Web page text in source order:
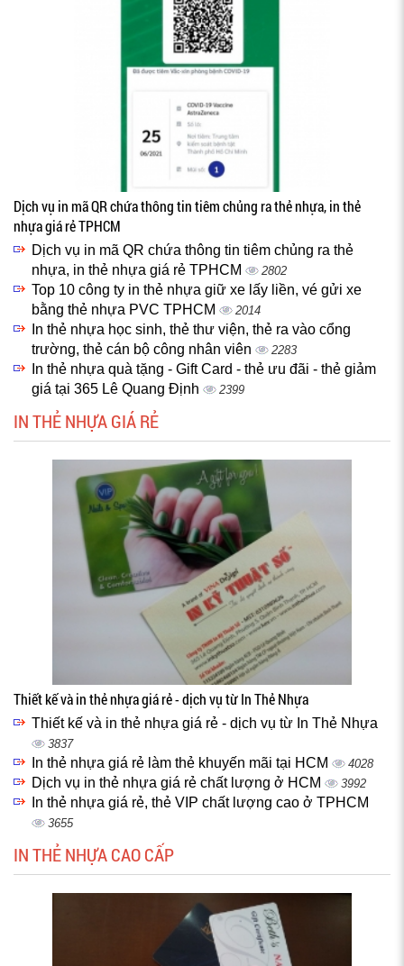
Dịch vụ in mã QR chứa thông tin tiêm chủng ra thẻ nhựa, in thẻ
nhựa giá rẻ TPHCM
Dịch vụ in mã QR chứa thông tin tiêm chủng ra thẻ
nhựa, in thẻ nhựa giá rẻ TPHCM
2802
Top 10 công ty in thẻ nhựa giữ xe lấy liền, vé gửi xe
bằng thẻ nhựa PVC TPHCM
2014
In thẻ nhựa học sinh, thẻ thư viện, thẻ ra vào cổng
trường, thẻ cán bộ công nhân viên
2283
In thẻ nhựa quà tặng - Gift Card - thẻ ưu đãi - thẻ giảm
giá tại 365 Lê Quang Định
2399
IN THẺ NHỰA GIÁ RẺ
Thiết kế và in thẻ nhựa giá rẻ - dịch vụ từ In Thẻ Nhựa
Thiết kế và in thẻ nhựa giá rẻ - dịch vụ từ In Thẻ Nhựa
3837
In thẻ nhựa giá rẻ làm thẻ khuyến mãi tại HCM 4028
Dịch vụ in thẻ nhựa giá rẻ chất lượng ở HCM 3992
In thẻ nhựa giá rẻ, thẻ VIP chất lượng cao ở TPHCM
3655
IN THẺ NHỰA CAO CẤP